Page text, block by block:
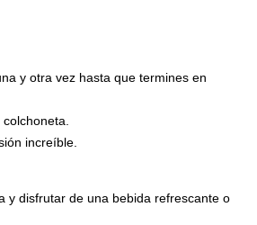
y otra vez hasta que termines en
increíble.
y disfrutar de una bebida refrescante o